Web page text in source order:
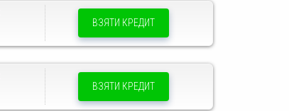
ВЗЯТИ КРЕДИТ
ВЗЯТИ КРЕДИТ